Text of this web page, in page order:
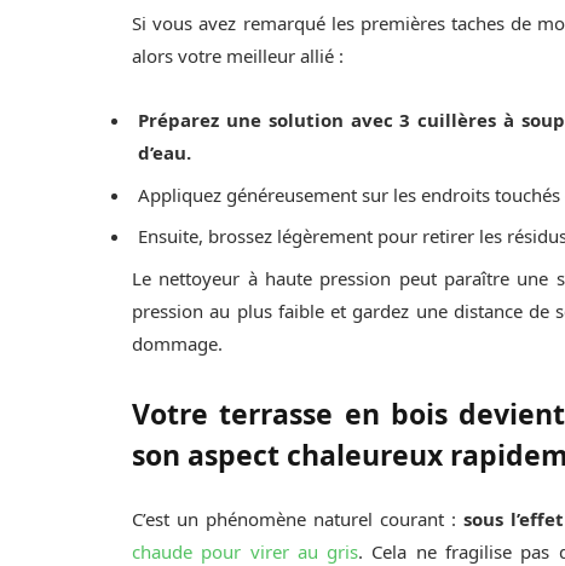
Si vous avez remarqué les premières taches de
alors votre meilleur allié :
Préparez une solution avec 3 cuillères à
d’eau.
Appliquez généreusement sur les endroits
Ensuite, brossez légèrement pour retirer les
Le nettoyeur à haute pression peut paraître une
pression au plus faible et gardez une distance
dommage.
Votre terrasse en bois
son aspect chaleureux
C’est un phénomène naturel courant :sous
chaude pour virer au gris. Cela ne fragilise pas